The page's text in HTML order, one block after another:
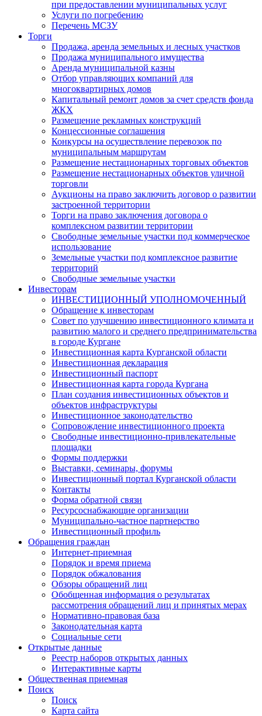
при предоставлении муниципальных услуг
Услуги по погребению
Перечень МСЗУ
Торги
Продажа, аренда земельных и лесных участков
Продажа муниципального имущества
Аренда муниципальной казны
Отбор управляющих компаний для
многоквартирных домов
Капитальный ремонт домов за счет средств фонда
ЖКХ
Размещение рекламных конструкций
Концессионные соглашения
Конкурсы на осуществление перевозок по
муниципальным маршрутам
Размещение нестационарных торговых объектов
Размещение нестационарных объектов уличной
торговли
Аукционы на право заключить договор о развитии
застроенной территории
Торги на право заключения договора о
комплексном развитии территории
Свободные земельные участки под коммерческое
использование
Земельные участки под комплексное развитие
территорий
Свободные земельные участки
Инвесторам
ИНВЕСТИЦИОННЫЙ УПОЛНОМОЧЕННЫЙ
Обращение к инвесторам
Совет по улучшению инвестиционного климата и
развитию малого и среднего предпринимательства
в городе Кургане
Инвестиционная карта Курганской области
Инвестиционная декларация
Инвестиционный паспорт
Инвестиционная карта города Кургана
План создания инвестиционных объектов и
объектов инфраструктуры
Инвестиционное законодательство
Сопровождение инвестиционного проекта
Свободные инвестиционно-привлекательные
площадки
Формы поддержки
Выставки, семинары, форумы
Инвестиционный портал Курганской области
Контакты
Форма обратной связи
Ресурсоснабжающие организации
Муниципально-частное партнерство
Инвестиционный профиль
Обращения граждан
Интернет-приемная
Порядок и время приема
Порядок обжалования
Обзоры обращений лиц
Обобщенная информация о результатах
рассмотрения обращений лиц и принятых мерах
Нормативно-правовая база
Законодательная карта
Социальные сети
Открытые данные
Реестр наборов открытых данных
Интерактивные карты
Общественная приемная
Поиск
Поиск
Карта сайта